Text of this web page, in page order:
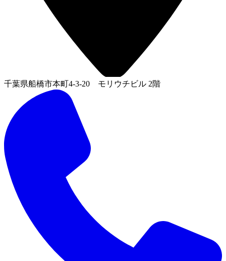
千葉県船橋市本町4-3-20 モリウチビル 2階